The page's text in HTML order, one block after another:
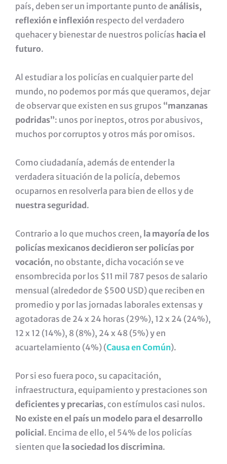
país, deben ser un importante punto de análisis,
reflexión e inflexión respecto del verdadero
quehacer y bienestar de nuestros policías hacia el
futuro.
Al estudiar a los policías en cualquier parte del
mundo, no podemos por más que queramos, dejar
de observar que existen en sus grupos “manzanas
podridas”: unos por ineptos, otros por abusivos,
muchos por corruptos y otros más por omisos.
Como ciudadanía, además de entender la
verdadera situación de la policía, debemos
ocuparnos en resolverla para bien de ellos y de
nuestra seguridad .
Contrario a lo que muchos creen, la mayoría de los
policías mexicanos decidieron ser policías por
vocación, no obstante, dicha vocación se ve
ensombrecida por los $11 mil 787 pesos de salario
mensual (alrededor de $500 USD) que reciben en
promedio y por las jornadas laborales extensas y
agotadoras de 24 x 24 horas (29%), 12 x 24 (24%),
12 x 12 (14%), 8 (8%), 24 x 48 (5%) y en
acuartelamiento (4%) (Causa en Común).
Por si eso fuera poco, su capacitación,
infraestructura, equipamiento y prestaciones son
deficientes y precarias, con estímulos casi nulos.
No existe en el país un modelo para el desarrollo
policial . Encima de ello, el 54% de los policías
sienten que la sociedad los discrimina.